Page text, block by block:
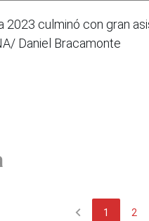
2023 culminó con gran
Daniel Bracamonte
chevron_left 1 2